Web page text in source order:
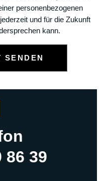
personenbezogenen
und für die Zukunft
kann.
SENDEN
86 39